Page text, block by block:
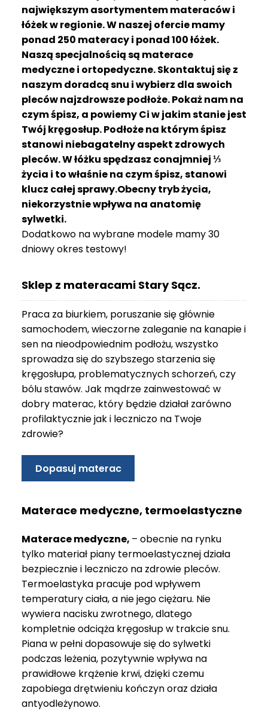
największym asortymentem materaców i
łóżek w regionie. W naszej ofercie mamy
ponad 250 materacy i ponad 100 łóżek.
Naszą specjalnością są materace
medyczne i ortopedyczne. Skontaktuj się z
naszym doradcą snu i wybierz dla swoich
pleców najzdrowsze podłoże. Pokaż nam na
czym śpisz, a powiemy Ci w jakim stanie jest
Twój kręgosłup. Podłoże na którym śpisz
stanowi niebagatelny aspekt zdrowych
pleców. W łóżku spędzasz conajmniej ⅓
życia i to właśnie na czym śpisz, stanowi
klucz całej sprawy.Obecny tryb życia,
niekorzystnie wpływa na anatomię
sylwetki.
Dodatkowo na wybrane modele mamy 30
dniowy okres testowy!
Sklep z materacami Stary Sącz.
Praca za biurkiem, poruszanie się głównie
samochodem, wieczorne zaleganie na kanapie i
sen na nieodpowiednim podłożu, wszystko
sprowadza się do szybszego starzenia się
kręgosłupa, problematycznych schorzeń, czy
bólu stawów. Jak mądrze zainwestować w
dobry materac, który będzie działał zarówno
profilaktycznie jak i leczniczo na Twoje
zdrowie?
Dopasuj materac
Materace medyczne, termoelastyczne
Materace medyczne, – obecnie na rynku
tylko materiał piany termoelastycznej działa
bezpiecznie i leczniczo na zdrowie pleców.
Termoelastyka pracuje pod wpływem
temperatury ciała, a nie jego ciężaru. Nie
wywiera nacisku zwrotnego, dlatego
kompletnie odciąża kręgosłup w trakcie snu.
Piana w pełni dopasowuje się do sylwetki
podczas leżenia, pozytywnie wpływa na
prawidłowe krążenie krwi, dzięki czemu
zapobiega drętwieniu kończyn oraz działa
antyodleżynowo.